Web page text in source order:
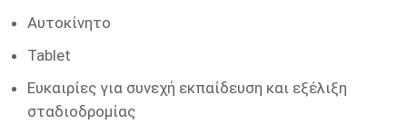
Αυτοκίνητο
Tablet
Ευκαιρίες για συνεχή εκπαίδευση και εξέλιξη
σταδιοδρομίας